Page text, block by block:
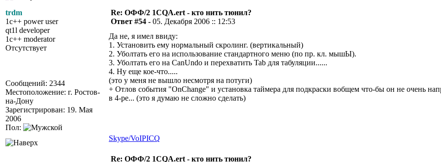
trdm
1c++ power user
qt1l developer
1c++ moderator
Отсутствует
Сообщений: 2344
Местоположение: г. Ростов-
на-Дону
Зарегистрирован: 19. Мая
2006
Пол:
Re: ОФФ/2 1CQA.ert - кто нить тюнил?
Ответ #54 - 05. Декабря 2006 :: 12:53
Да не, я имел ввиду:
1. Установить ему нормальный скролинг. (вертикальный)
2. Уболтать его на использование стандартного меню (по пр. кл. мышЫ).
3. Уболтать его на CanUndo и перехватить Tab для табуляции......
4. Ну еще кое-что.....
(это у меня не вышло несмотря на потуги)
+ Отлов события "OnChange" и установка таймера для подкраски вобщем что-бы он не очень
в 4-ре... (это я думаю не сложно сделать)
Skype/VoIPICQ
Re: ОФФ/2 1CQA.ert - кто нить тюнил?